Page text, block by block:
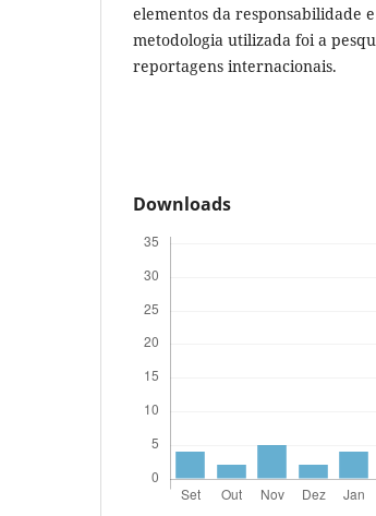
elementos da responsabilidade
metodologia utilizada foi a
reportagens internacionais.
Downloads